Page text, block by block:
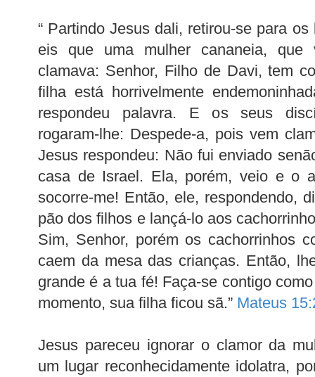
“ Partindo Jesus dali, retirou-se para
eis que uma mulher cananeia, que
clamava: Senhor, Filho de Davi, tem
filha está horrivelmente
respondeu palavra. E os seus
rogaram-lhe: Despede-a, pois vem
Jesus respondeu: Não fui enviado
casa de Israel. Ela, porém, veio e o
socorre-me! Então, ele, respondendo,
pão dos filhos e lançá-lo aos
Sim, Senhor, porém os cachorrinhos
caem da mesa das crianças. Então,
grande é a tua fé! Faça-se contigo
momento, sua filha ficou sã.” Mateus
Jesus pareceu ignorar o clamor da
um lugar reconhecidamente idolatra,